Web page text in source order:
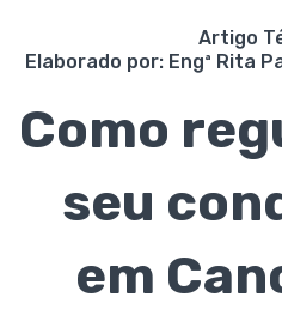
Artigo
Elaborado por: Engª Rita
Como
seu
em